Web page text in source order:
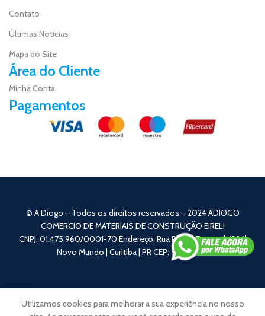
Contato
Últimas Notícias
Mapa do Site
Área do Cliente
Minha Conta
Pagamentos
© A Diogo – Todos os direitos reservados – 2024 ADIOGO
COMERCIO DE MATERIAIS DE CONSTRUÇÃO EIRELI
CNPJ: 01.475.960/0001-70 Endereço: Rua Pedro Zagonel, 1396|
Novo Mundo | Curitiba | PR CEP: 81050-110
Utilizamos cookies para melhorar a sua experiência no nosso
Carrinho
Minha Conta